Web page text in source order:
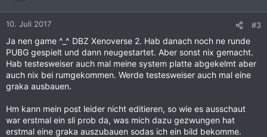
10. Juli 2017 #3
Ja nen game ^_^ DBZ Xenoverse 2. Hab danach noch ne runde
PUBG gespielt und dann neugestartet. Aber sonst nix gemacht.
Hab testesweiser auch mal meine system platte abgekelmt aber
auch nix bei rumgekommen. Werde testesweiser auch mal eine
graka ausbauen.
Hm kann mein post leider nicht editieren, so wie es ausschaut
war erstmal ein sli prob da, was mich dazu gezwungen hat
erstmal eine graka auszubauen sodas ich ein bild bekomme.